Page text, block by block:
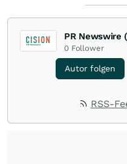
PR Newswire
0 Follower
Autor folgen
RSS-